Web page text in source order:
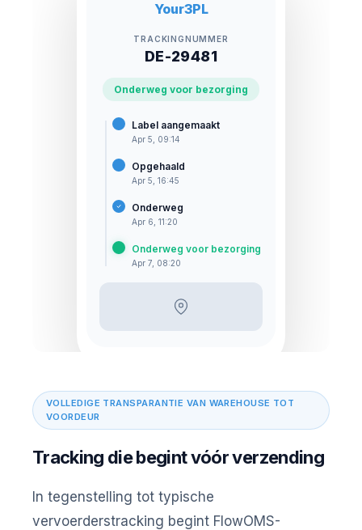
VOLLEDIGE TRANSPARANTIE VAN WAREHOUSE TOT
VOORDEUR
Tracking die begint vóór verzending
In tegenstelling tot typische
vervoerderstracking begint FlowOMS-
Your3PL
TRACKINGNUMMER
DE-29481
Onderweg voor bezorging
Label aangemaakt
Apr 5, 09:14
Opgehaald
Apr 5, 16:45
Onderweg
Apr 6, 11:20
Onderweg voor bezorging
Apr 7, 08:20